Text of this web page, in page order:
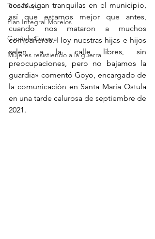
Tren Maya
Plan Integral Morelos
Capítulo Europa
Mujeres resistiendo a la guerra
cosas sigan tranquilas en el municipio,
así que estamos mejor que antes,
cuando nos mataron a muchos
compañeros. Hoy nuestras hijas e hijos
salen a la calle libres, sin
preocupaciones, pero no bajamos la
guardia» comentó Goyo, encargado de
la comunicación en Santa María Ostula
en una tarde calurosa de septiembre de
2021.